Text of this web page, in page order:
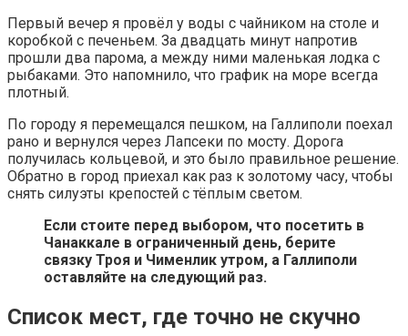
Первый вечер я провёл у воды с чайником на столе и
коробкой с печеньем. За двадцать минут напротив
прошли два парома, а между ними маленькая лодка с
рыбаками. Это напомнило, что график на море всегда
плотный.
По городу я перемещался пешком, на Галлиполи поехал
рано и вернулся через Лапсеки по мосту. Дорога
получилась кольцевой, и это было правильное решение.
Обратно в город приехал как раз к золотому часу, чтобы
снять силуэты крепостей с тёплым светом.
Если стоите перед выбором, что посетить в
Чанаккале в ограниченный день, берите
связку Троя и Чименлик утром, а Галлиполи
оставляйте на следующий раз.
Список мест, где точно не скучно